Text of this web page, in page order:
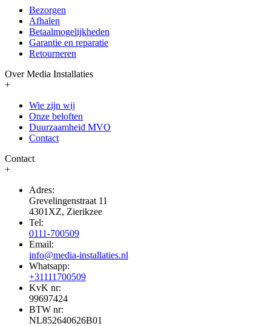
Bezorgen
Afhalen
Betaalmogelijkheden
Garantie en reparatie
Retourneren
Over Media Installaties
+
Wie zijn wij
Onze beloften
Duurzaamheid MVO
Contact
Contact
+
Adres:
Grevelingenstraat 11
4301XZ, Zierikzee
Tel:
0111-700509
Email:
info@media-installaties.nl
Whatsapp:
+31111700509
KvK nr:
99697424
BTW nr:
NL852640626B01